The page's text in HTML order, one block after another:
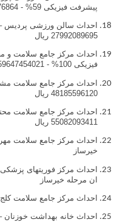
پیشرفت فیزیکی 59% - 655641676864 ريال
27992089695 ريال
احداث مرکز جامع سلامت و
فیزیکی 100% - 59647454021 ريال
48185596120 ريال
55082093411 ريال
خیرساز
ان مرحله خیرساز
احداث مرکز جامع سلامت کلج –
احداث خانه بهداشت خوزنان –